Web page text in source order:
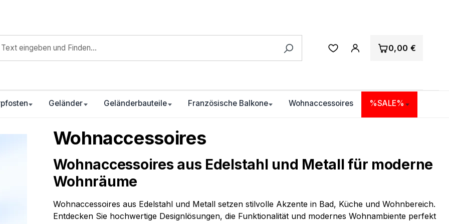
0,00 €
Geländer Geländerbauteile Französische Balkone Wohnaccessoires %SALE%
Wohnaccessoires
Wohnaccessoires aus Edelstahl und Metall für moderne
Wohnräume
Wohnaccessoires aus Edelstahl und Metall setzen stilvolle Akzente in Bad, Küche und Wohnbereich.
Entdecken Sie hochwertige Designlösungen, die Funktionalität und modernes Wohnambiente perfekt